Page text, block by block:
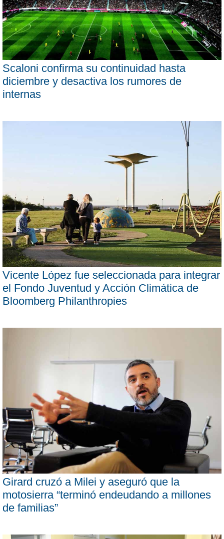
Scaloni confirma su continuidad hasta
diciembre y desactiva los rumores de
internas
Vicente López fue seleccionada para integrar
el Fondo Juventud y Acción Climática de
Bloomberg Philanthropies
Girard cruzó a Milei y aseguró que la
motosierra “terminó endeudando a millones
de familias”